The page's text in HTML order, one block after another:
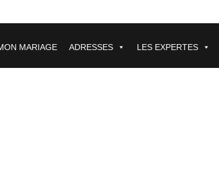
MARIAGE ADRESSES LES EXPERTES